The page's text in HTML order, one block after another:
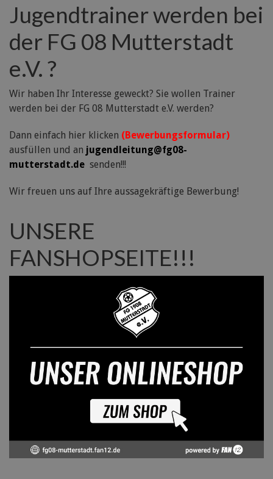
Jugendtrainer werden bei
der FG 08 Mutterstadt
e.V. ?
Wir haben Ihr Interesse geweckt? Sie wollen Trainer
werden bei der FG 08 Mutterstadt e.V. werden?
Dann einfach hier klicken (Bewerbungsformular)
ausfüllen und an jugendleitung@fg08-
mutterstadt.de senden!!!
Wir freuen uns auf Ihre aussagekräftige Bewerbung!
UNSERE
FANSHOPSEITE!!!